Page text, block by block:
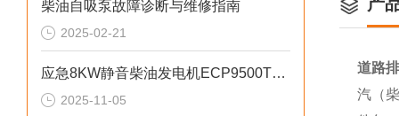
柴油自吸泵故障诊断与维修指南
2025-02-21
应急8KW静音柴油发电机ECP9500T的匠心之作
2025-11-05
道路
汽（